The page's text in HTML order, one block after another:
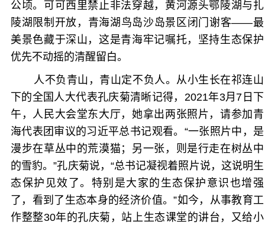
公顷。可可西里禁止非法穿越，黄河源头鄂陵湖与扎
陵湖限制开放，青海湖鸟岛沙岛景区闭门谢客——最
美景色藏于深山，这是青海牢记嘱托，坚持生态保护
优先不动摇的清醒留白。
人不负青山，青山定不负人。从小生长在祁连山
下的全国人大代表孔庆菊清晰记得，2021年3月7日下
午，人民大会堂东大厅，她拿出两张照片，请参加青
海代表团审议的习近平总书记观看。“一张照片中，是
漫步在草丛中的荒漠猫；另一张，则是行走在树丛中
的雪豹。”孔庆菊说，“总书记凝视着照片说，这说明生
态保护见效了。特别是大家的生态保护意识也增强
了，看到了生态本身的经济价值。”如今，从事教育工
作整整30年的孔庆菊，站上生态课堂的讲台，又给小